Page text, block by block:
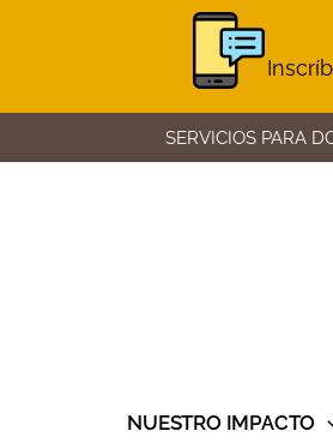
to
SERVICIOS PARA
NUESTRO IMPACTO